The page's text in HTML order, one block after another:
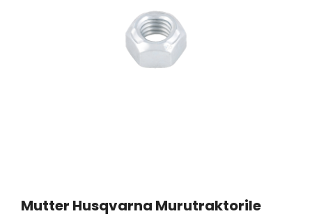
Mutter Husqvarna Murutraktorile